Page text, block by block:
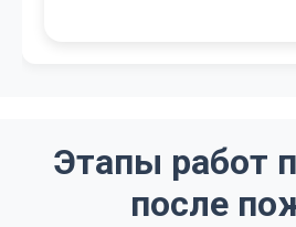
Этапы работ
после